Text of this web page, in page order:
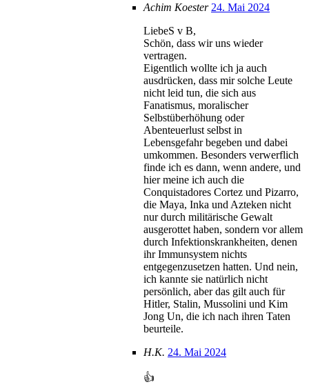
Achim Koester 24. Mai 2024
LiebeS v B,
Schön, dass wir uns wieder
vertragen.
Eigentlich wollte ich ja auch
ausdrücken, dass mir solche Leute
nicht leid tun, die sich aus
Fanatismus, moralischer
Selbstüberhöhung oder
Abenteuerlust selbst in
Lebensgefahr begeben und dabei
umkommen. Besonders verwerflich
finde ich es dann, wenn andere, und
hier meine ich auch die
Conquistadores Cortez und Pizarro,
die Maya, Inka und Azteken nicht
nur durch militärische Gewalt
ausgerottet haben, sondern vor allem
durch Infektionskrankheiten, denen
ihr Immunsystem nichts
entgegenzusetzen hatten. Und nein,
ich kannte sie natürlich nicht
persönlich, aber das gilt auch für
Hitler, Stalin, Mussolini und Kim
Jong Un, die ich nach ihren Taten
beurteile.
H.K. 24. Mai 2024
👍